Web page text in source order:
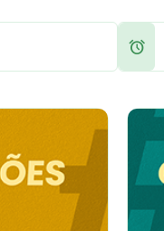
Alarm